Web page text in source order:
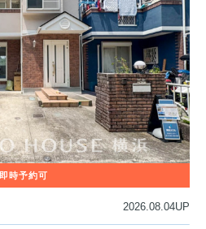
2026.08.04UP